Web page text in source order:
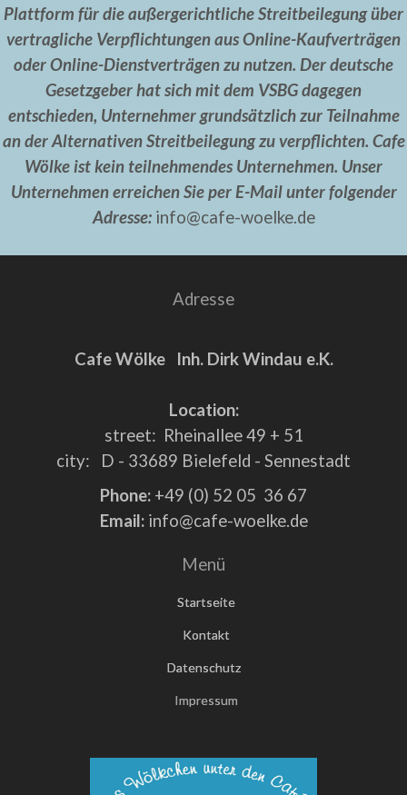
Plattform für die außergerichtliche Streitbeilegung über
vertragliche Verpflichtungen aus Online-Kaufverträgen
oder Online-Dienstverträgen zu nutzen. Der deutsche
Gesetzgeber hat sich mit dem VSBG dagegen
entschieden, Unternehmer grundsätzlich zur Teilnahme
an der Alternativen Streitbeilegung zu verpflichten. Cafe
Wölke ist kein teilnehmendes Unternehmen. Unser
Unternehmen erreichen Sie per E-Mail unter folgender
Adresse: info@cafe-woelke.de
Adresse
Cafe Wölke Inh. Dirk Windau e.K.
Location:
street: Rheinallee 49 + 51
city: D - 33689 Bielefeld - Sennestadt
Phone: +49 (0) 52 05 36 67
Email:info@cafe-woelke.de
Menü
Startseite
Kontakt
Datenschutz
Impressum